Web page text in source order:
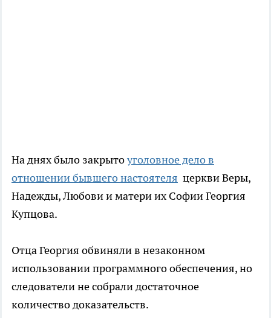
На днях было закрытоуголовное дело в
отношении бывшего настоятеля церкви Веры,
Надежды, Любови и матери их Софии Георгия
Купцова.
Отца Георгия обвиняли в незаконном
использовании программного обеспечения, но
следователи не собрали достаточное
количество доказательств.